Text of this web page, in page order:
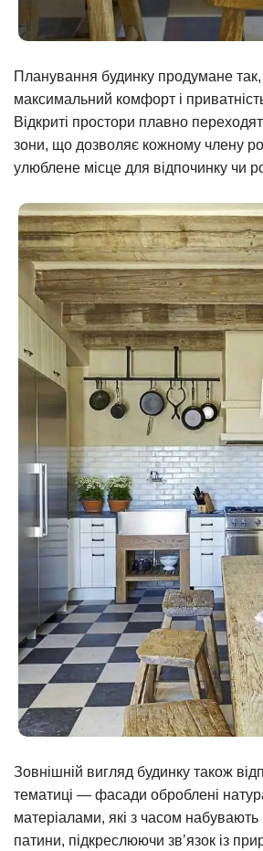
Планування будинку продумане
максимальний комфорт і
Відкриті простори плавно
зони, що дозволяє кожному члену
улюблене місце для відпочинку чи
Зовнішній вигляд будинку також
тематиці — фасади оброблені
матеріалами, які з часом набувають
патини, підкреслюючи зв’язок із